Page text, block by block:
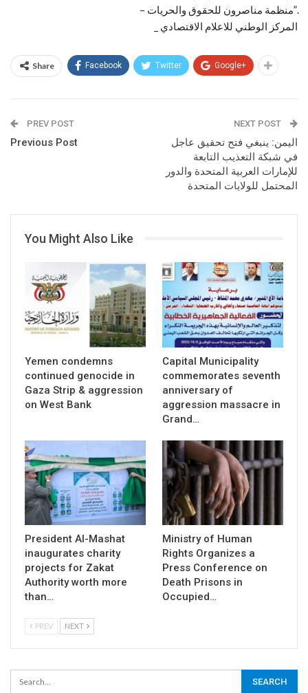
– منظمة مناصرون للحقوق والحريات”.
_ المركز الوطني للاعلام الاقتصادي
Share Facebook Twitter Google+
PREV POST
Previous Post
NEXT POST
اليمن: ينبغي فتح تحقيق عاجل
في شبكة التعذيب التابعة
للإمارات العربية المتحدة والدور
المحتمل للولايات المتحدة
You Might Also Like
Yemen condemns
continued genocide in
Gaza Strip & aggression
on West Bank
Capital Municipality
commemorates seventh
anniversary of
aggression massacre in
Grand…
President Al-Mashat
inaugurates charity
projects for Zakat
Authority worth more
than…
Ministry of Human
Rights Organizes a
Press Conference on
Death Prisons in
Occupied…
PREV NEXT